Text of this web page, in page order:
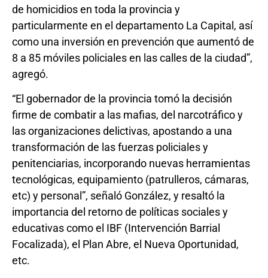
de homicidios en toda la provincia y
particularmente en el departamento La Capital, así
como una inversión en prevención que aumentó de
8 a 85 móviles policiales en las calles de la ciudad”,
agregó.
“El gobernador de la provincia tomó la decisión
firme de combatir a las mafias, del narcotráfico y
las organizaciones delictivas, apostando a una
transformación de las fuerzas policiales y
penitenciarias, incorporando nuevas herramientas
tecnológicas, equipamiento (patrulleros, cámaras,
etc) y personal”, señaló González, y resaltó la
importancia del retorno de políticas sociales y
educativas como el IBF (Intervención Barrial
Focalizada), el Plan Abre, el Nueva Oportunidad,
etc.